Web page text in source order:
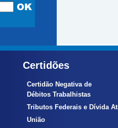
Certidões
Certidão Negativa de
Débitos Trabalhistas
Tributos Federais e Dívida
União